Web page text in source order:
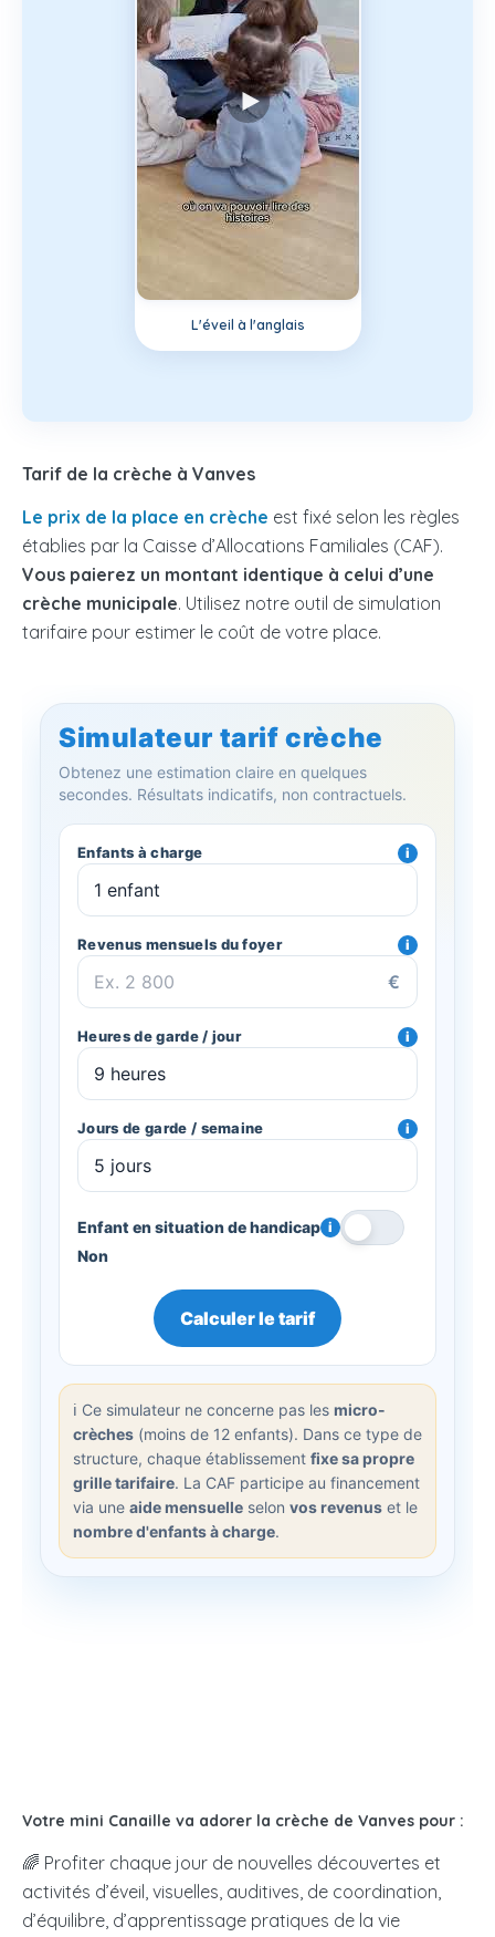
L'éveil à l'anglais
Tarif de la crèche à Vanves
Le prix de la place en crèche est fixé selon les règles
établies par la Caisse d’Allocations Familiales (CAF).
Vous paierez un montant identique à celui d’une
crèche municipale. Utilisez notre outil de simulation
tarifaire pour estimer le coût de votre place.
Votre mini Canaille va adorer la crèche de Vanves pour :
🌈 Profiter chaque jour de nouvelles découvertes et
activités d’éveil, visuelles, auditives, de coordination,
d’équilibre, d’apprentissage pratiques de la vie